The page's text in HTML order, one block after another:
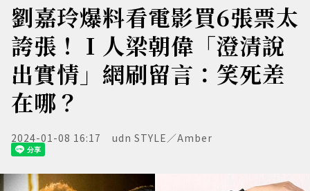
劉嘉玲爆料看電影買6張票太
誇張！Ｉ人梁朝偉「澄清說
出實情」網刷留言：笑死差
在哪？
2024-01-08 16:17 udn STYLE／Amber